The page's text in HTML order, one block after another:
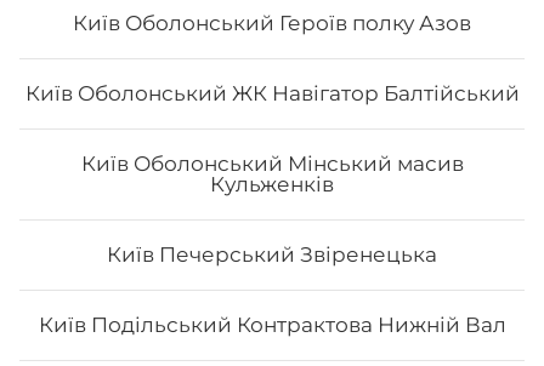
Київ Оболонський Героїв полку Азов
Київ Оболонський ЖК Навігатор Балтійський
Київ Оболонський Мінський масив
Кульженків
Київ Печерський Звіренецька
Київ Подільський Контрактова Нижній Вал
Філадельфія з тунцем
Вага: 285 г Склад: норі, рис, сир філа, огірок, тунець,
унагі соус